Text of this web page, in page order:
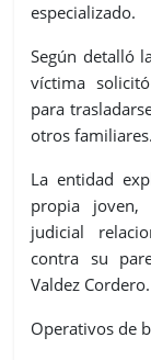
especializado.
Según detalló
víctima
para
otros familiares.
La entidad
propia joven,
judicial
contra su
Valdez Cordero.
Operativos de